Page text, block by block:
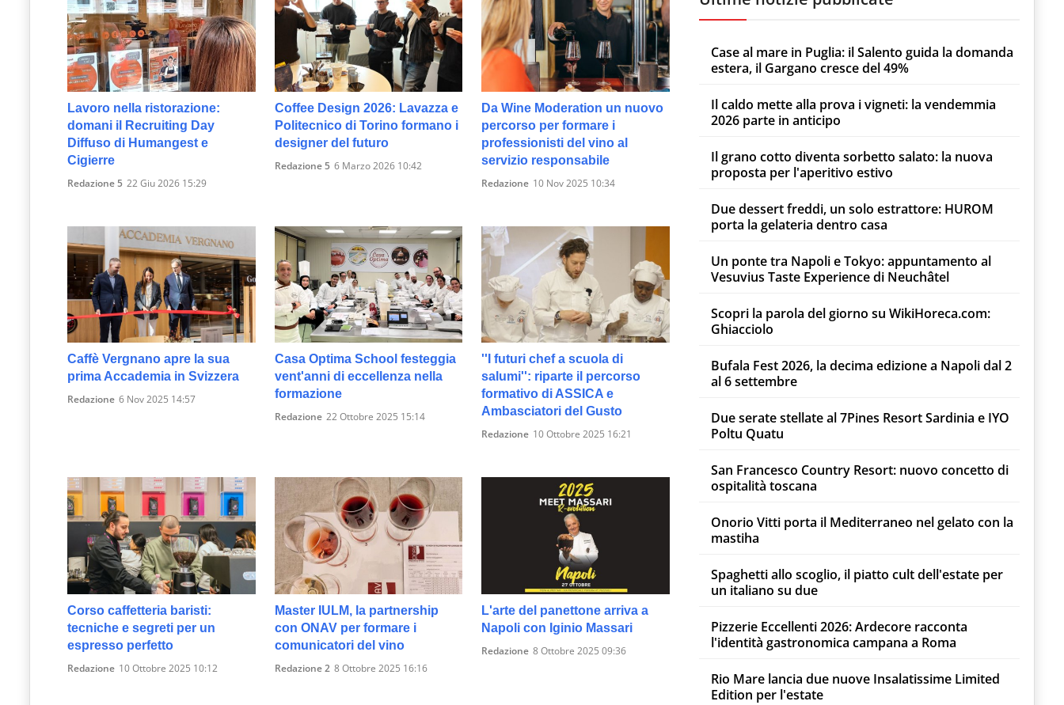
Lavoro nella ristorazione:
domani il Recruiting Day
Diffuso di Humangest e
Cigierre
Redazione 5 22 Giu 2026 15:29
Coffee Design 2026: Lavazza e
Politecnico di Torino formano i
designer del futuro
Redazione 5 6 Marzo 2026 10:42
Da Wine Moderation un nuovo
percorso per formare i
professionisti del vino al
servizio responsabile
Redazione 10 Nov 2025 10:34
Caffè Vergnano apre la sua
prima Accademia in Svizzera
Redazione 6 Nov 2025 14:57
Casa Optima School festeggia
vent'anni di eccellenza nella
formazione
Redazione 22 Ottobre 2025 15:14
''I futuri chef a scuola di
salumi'': riparte il percorso
formativo di ASSICA e
Ambasciatori del Gusto
Redazione 10 Ottobre 2025 16:21
Corso caffetteria baristi:
tecniche e segreti per un
espresso perfetto
Redazione 10 Ottobre 2025 10:12
Master IULM, la partnership
con ONAV per formare i
comunicatori del vino
Redazione 2 8 Ottobre 2025 16:16
L'arte del panettone arriva a
Napoli con Iginio Massari
Redazione 8 Ottobre 2025 09:36
Case al mare in Puglia: il Salento guida la domanda
estera, il Gargano cresce del 49%
Il caldo mette alla prova i vigneti: la vendemmia
2026 parte in anticipo
Il grano cotto diventa sorbetto salato: la nuova
proposta per l'aperitivo estivo
Due dessert freddi, un solo estrattore: HUROM
porta la gelateria dentro casa
Un ponte tra Napoli e Tokyo: appuntamento al
Vesuvius Taste Experience di Neuchâtel
Scopri la parola del giorno su WikiHoreca.com:
Ghiacciolo
Bufala Fest 2026, la decima edizione a Napoli dal 2
al 6 settembre
Due serate stellate al 7Pines Resort Sardinia e IYO
Poltu Quatu
San Francesco Country Resort: nuovo concetto di
ospitalità toscana
Onorio Vitti porta il Mediterraneo nel gelato con la
mastiha
Spaghetti allo scoglio, il piatto cult dell'estate per
un italiano su due
Pizzerie Eccellenti 2026: Ardecore racconta
l'identità gastronomica campana a Roma
Rio Mare lancia due nuove Insalatissime Limited
Edition per l'estate